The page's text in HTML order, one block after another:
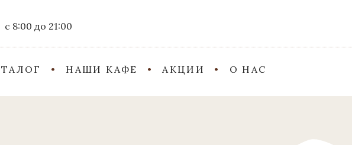
с 8:00 до 21:00
НАШИ КАФЕ АКЦИИ О НАС